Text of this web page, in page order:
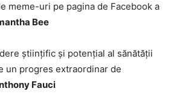
meme-uri pe pagina de Facebook a
Bee
științific și potențial al sănătății
un progres extraordinar de
Fauci